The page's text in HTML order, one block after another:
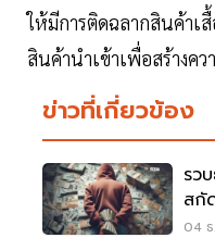
ให้มีการติดฉลากสินค้าเ
สินค้านำเข้าเพื่อสร้างค
ข่าวที่เกี่ยวข้อง
รว
สกั
04